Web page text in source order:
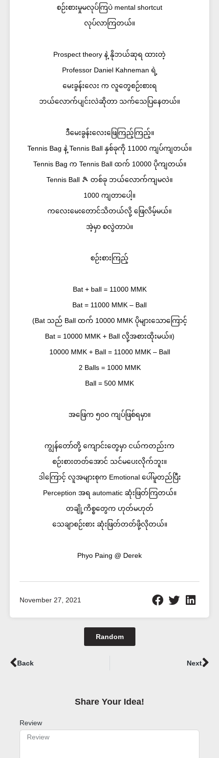
စဉ်းစားမှုမလုပ်ကြပဲ mental shortcut
လုပ်လာကြတယ်။
Prospect theory နဲ့ နိုဘယ်ဆုရ ထားတဲ့
Professor Daniel Kahneman ရဲ့
မေးခွန်းလေး က လူတွေစဉ်းစားရ
ဘယ်လောက်ပျင်းလဲဆိုတာ သက်သေပြနေတယ်။
ဒီမေးခွန်းလေးဖြေကြည့်ကြည့်။
Tennis Bag နဲ့ Tennis Ball နှစ်ခုကို 11000 ကျပ်ကျတယ်။
Tennis Bag က Tennis Ball ထက် 10000 ပိုကျတယ်။
Tennis Ball 🎾 တစ်ခု ဘယ်လောက်ကျမလဲ။
1000 ကျတာပေါ့။
ကလေးမေးတောင်သိတယ်လို့ ဖြေလိမ့်မယ်။
အဲ့မှာ စလွဲတာပဲ။
စဉ်းစားကြည့်
Bat + ball = 11000 MMK
Bat = 11000 MMK – Ball
(Bat သည် Ball ထက် 10000 MMK ပိုများသောကြောင့်
Bat = 10000 MMK + Ball လို့အစားထိုးမယ်။)
10000 MMK + Ball = 11000 MMK – Ball
2 Balls = 1000 MMK
Ball = 500 MMK
အဖြေက ၅၀၀ ကျပ်ဖြစ်ရမှာ။
ကျွန်တော်တို့ ကျောင်းတွေမှာ ငယ်ကတည်းက
စဉ်းစားတတ်အောင် သင်မပေးလိုက်ဘူး။
ဒါကြောင့် လူအများစုက Emotional ပေါ်မူတည်ပြီး
Perception အရ automatic ဆုံးဖြတ်ကြတယ်။
တချို့ကိစ္စတွေက ဟုတ်မဟုတ်
သေချာစဉ်းစား ဆုံးဖြတ်တတ်ဖို့လိုတယ်။
Phyo Paing @ Derek
November 27, 2021
Random
Prev
Back Next
Share Your Idea!​
Review